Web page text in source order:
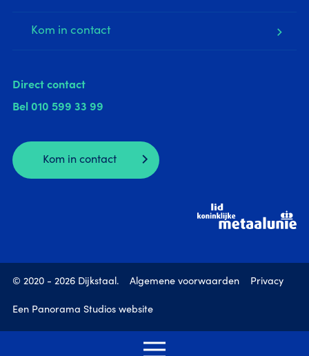
Kom in contact
Direct contact
Bel 010 599 33 99
Kom in contact
© 2020 - 2026 Dijkstaal. Algemene voorwaarden Privacy
Een Panorama Studios website